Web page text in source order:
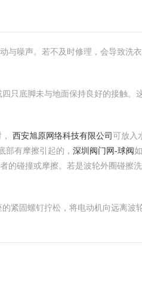
噪声。若不及时修理，会导致洗
只底脚未与地面保持良好的接触。
西安旭原网络科技有限公司可放入
部有摩擦引起的， 深圳阀门网-球阀
碰撞或摩擦。若是波轮外圈碰擦
紧固螺钉拧松，将电动机向远离波